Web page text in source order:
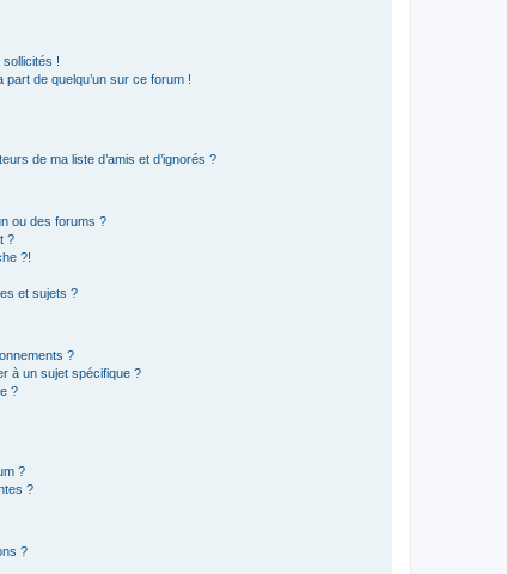
!
de quelqu’un sur ce forum !
de ma liste d’amis et d’ignorés ?
ou des forums ?
?
?!
et sujets ?
?
à un sujet spécifique ?
?
?
?
?